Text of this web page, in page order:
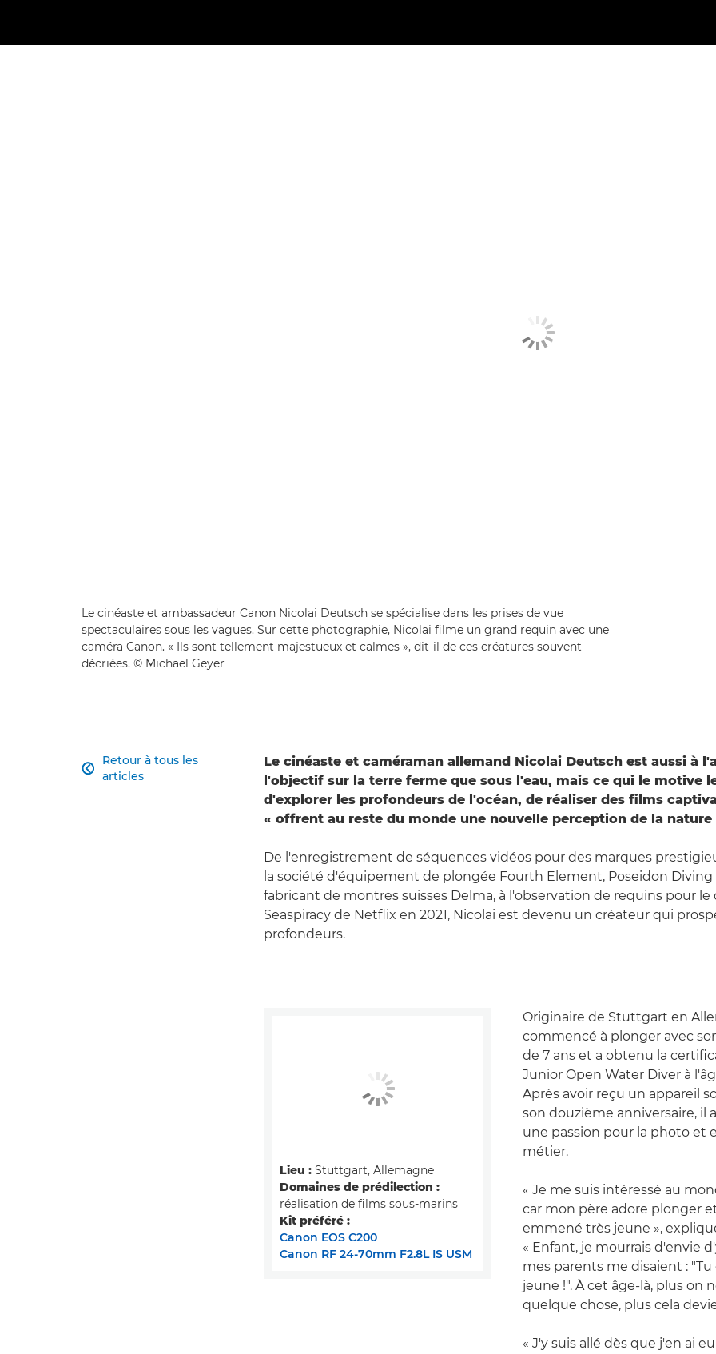
Le cinéaste et ambassadeur Canon Nicolai Deutsch se spécialise dans les prises de vue
spectaculaires sous les vagues. Sur cette photographie, Nicolai filme un grand requin avec une
caméra Canon. « Ils sont tellement majestueux et calmes », dit-il de ces créatures souvent
décriées. © Michael Geyer
Retour à tous les
articles

Le cinéaste et caméraman allemand Nicolai Deutsch est aussi à
l'objectif sur la terre ferme que sous l'eau, mais ce qui le motive
d'explorer les profondeurs de l'océan, de réaliser des films
« offrent au reste du monde une nouvelle perception de la nature
De l'enregistrement de séquences vidéos pour des marques
la société d'équipement de plongée Fourth Element, Poseidon Diving
fabricant de montres suisses Delma, à l'observation de requins pour
Seaspiracy de Netflix en 2021, Nicolai est devenu un créateur qui
profondeurs.
Originaire de Stuttgart en
commencé à plonger avec
de 7 ans et a obtenu la
Junior Open Water Diver à
Après avoir reçu un appareil
son douzième anniversaire, il
une passion pour la photo et
métier.
« Je me suis intéressé au
car mon père adore plonger
emmené très jeune »,
« Enfant, je mourrais d'envie
mes parents me disaient : "Tu
jeune !". À cet âge-là, plus on
quelque chose, plus cela
« J'y suis allé dès que j'en ai
Lieu : Stuttgart, Allemagne
Domaines de prédilection :
réalisation de films sous-marins
Kit préféré :
Canon EOS C200
Canon RF 24-70mm F2.8L IS USM